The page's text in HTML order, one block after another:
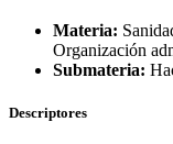
Materia:
Organización
Submateria:
Descriptores